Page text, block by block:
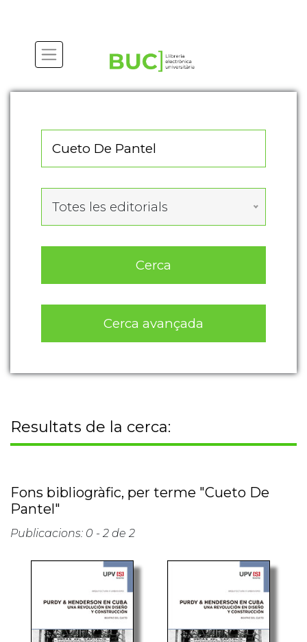
Totes les editorials
Cerca
Cerca avançada
Resultats de la cerca:
Fons bibliogràfic, per terme "Cueto De
Pantel"
Publicacions: 0 - 2 de 2